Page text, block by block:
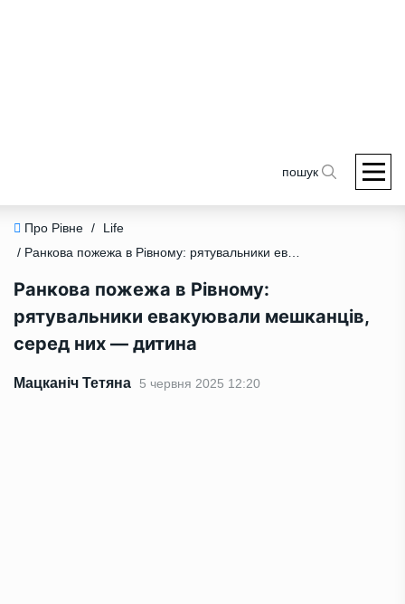
пошук
Про Рівне /
Life
/ Ранкова пожежа в Рівному: рятувальники евакуювали мешканців, серед них — дитина
Ранкова пожежа в Рівному:
рятувальники евакуювали мешканців,
серед них — дитина
Мацканіч Тетяна 5 червня 2025 12:20